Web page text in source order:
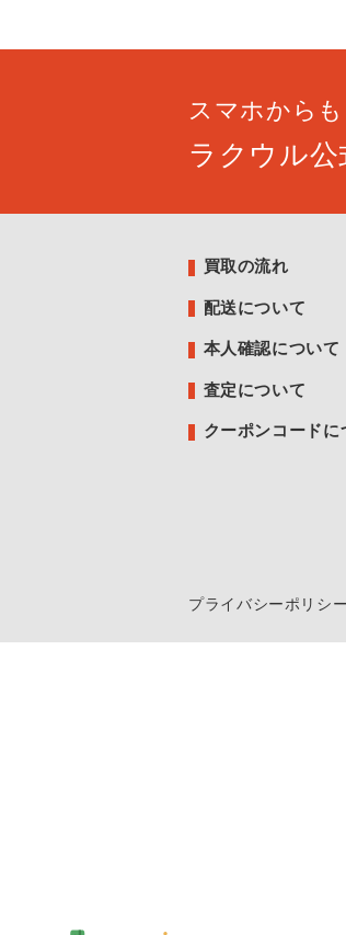
スマホからも
ラクウル公
買取の流れ
配送について
本人確認について
査定について
クーポンコードに
プライバシーポリシー